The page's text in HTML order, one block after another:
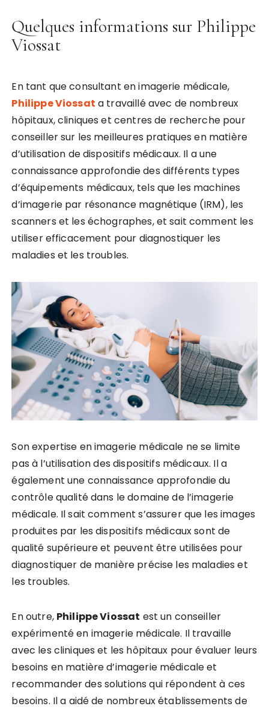
Quelques informations sur Philippe
Viossat
En tant que consultant en imagerie médicale,
Philippe Viossat a travaillé avec de nombreux
hôpitaux, cliniques et centres de recherche pour
conseiller sur les meilleures pratiques en matière
d’utilisation de dispositifs médicaux. Il a une
connaissance approfondie des différents types
d’équipements médicaux, tels que les machines
d’imagerie par résonance magnétique (IRM), les
scanners et les échographes, et sait comment les
utiliser efficacement pour diagnostiquer les
maladies et les troubles.
Son expertise en imagerie médicale ne se limite
pas à l’utilisation des dispositifs médicaux. Il a
également une connaissance approfondie du
contrôle qualité dans le domaine de l’imagerie
médicale. Il sait comment s’assurer que les images
produites par les dispositifs médicaux sont de
qualité supérieure et peuvent être utilisées pour
diagnostiquer de manière précise les maladies et
les troubles.
En outre, Philippe Viossat est un conseiller
expérimenté en imagerie médicale. Il travaille
avec les cliniques et les hôpitaux pour évaluer leurs
besoins en matière d’imagerie médicale et
recommander des solutions qui répondent à ces
besoins. Il a aidé de nombreux établissements de